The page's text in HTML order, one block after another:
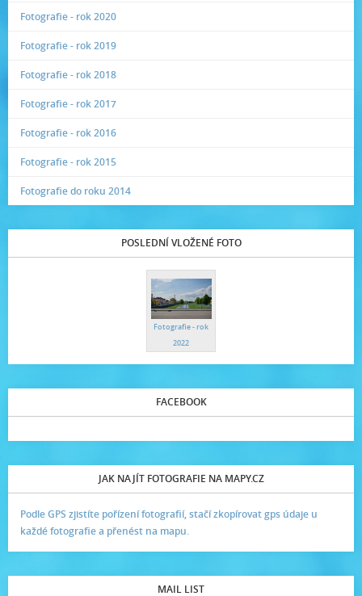
Fotografie - rok 2020
Fotografie - rok 2019
Fotografie - rok 2018
Fotografie - rok 2017
Fotografie - rok 2016
Fotografie - rok 2015
Fotografie do roku 2014
POSLEDNÍ VLOŽENÉ FOTO
Fotografie - rok
2022
FACEBOOK
JAK NAJÍT FOTOGRAFIE NA MAPY.CZ
Podle GPS zjistíte pořízení fotografií, stačí zkopírovat gps údaje u
každé fotografie a přenést na mapu.
MAIL LIST